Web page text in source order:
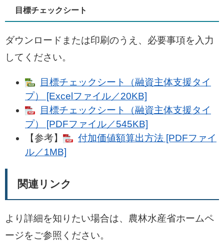
目標チェックシート
ダウンロードまたは印刷のうえ、必要事項を入力
してください。
目標チェックシート（融資主体支援タイ
プ） [Excelファイル／20KB]
目標チェックシート（融資主体支援タイ
プ） [PDFファイル／545KB]
【参考】
付加価値額算出方法 [PDFファイ
ル／1MB]
関連リンク
より詳細を知りたい場合は、農林水産省ホームペ
ージをご参照ください。